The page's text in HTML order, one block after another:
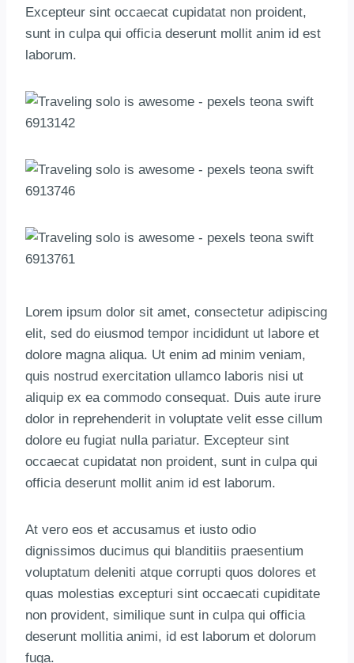
Excepteur sint occaecat cupidatat non proident,
sunt in culpa qui officia deserunt mollit anim id est
laborum.
Lorem ipsum dolor sit amet, consectetur adipiscing
elit, sed do eiusmod tempor incididunt ut labore et
dolore magna aliqua. Ut enim ad minim veniam,
quis nostrud exercitation ullamco laboris nisi ut
aliquip ex ea commodo consequat. Duis aute irure
dolor in reprehenderit in voluptate velit esse cillum
dolore eu fugiat nulla pariatur. Excepteur sint
occaecat cupidatat non proident, sunt in culpa qui
officia deserunt mollit anim id est laborum.
At vero eos et accusamus et iusto odio
dignissimos ducimus qui blanditiis praesentium
voluptatum deleniti atque corrupti quos dolores et
quas molestias excepturi sint occaecati cupiditate
non provident, similique sunt in culpa qui officia
deserunt mollitia animi, id est laborum et dolorum
fuga.